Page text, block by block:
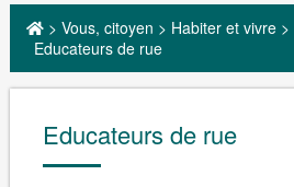
> Vous, citoyen > Habiter et vivre>
Educateurs de rue
Educateurs de rue